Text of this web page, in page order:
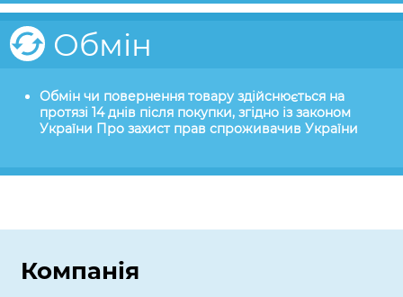
Обмін
Обмін чи повернення товару здійснюється на
протязі 14 днів після покупки, згідно із законом
України Про захист прав спроживачив України
Компанія